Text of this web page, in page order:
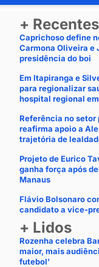
+ Recentes
Caprichoso define
Carmona Oliveira e
presidência do boi
Em Itapiranga e
para regionalizar
hospital regional
Referência no setor
reafirma apoio a
trajetória de
Projeto de Eurico
ganha força após
Manaus
Flávio Bolsonaro
candidato a vice-
+ Lidos
Rozenha celebra
maior, mais
futebol’